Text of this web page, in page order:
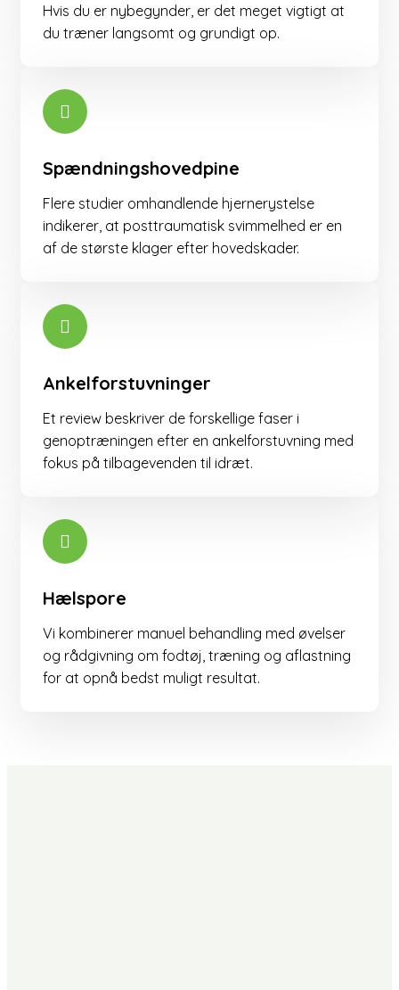
Hvis du er nybegynder, er det meget vigtigt at
du træner langsomt og grundigt op.
Spændningshovedpine
Flere studier omhandlende hjernerystelse
indikerer, at posttraumatisk svimmelhed er en
af de største klager efter hovedskader. ​
Ankelforstuvninger
Et review beskriver de forskellige faser i
genoptræningen efter en ankelforstuvning med
fokus på tilbagevenden til idræt.​
Hælspore
Vi kombinerer manuel behandling med øvelser
og rådgivning om fodtøj, træning og aflastning
for at opnå bedst muligt resultat.